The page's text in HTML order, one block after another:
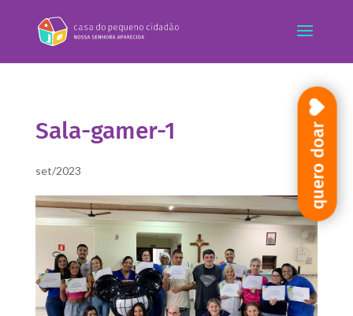
Sala-gamer-1
set/2023 quero doar